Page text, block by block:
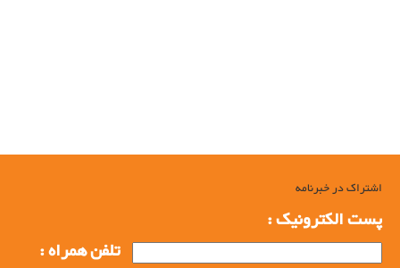
اشتراک در خبرنامه
پست الکترونیک :
تلفن همراه :